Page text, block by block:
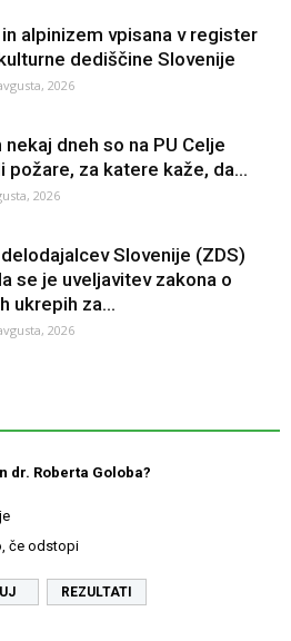
alpinizem vpisana v register
dediščine Slovenije
2026
dneh so na PU Celje
požare, za katere kaže, da...
2026
Slovenije (ZDS)
se je uveljavitev zakona o
ukrepih za...
2026
dr. Roberta Goloba?
če odstopi
REZULTATI